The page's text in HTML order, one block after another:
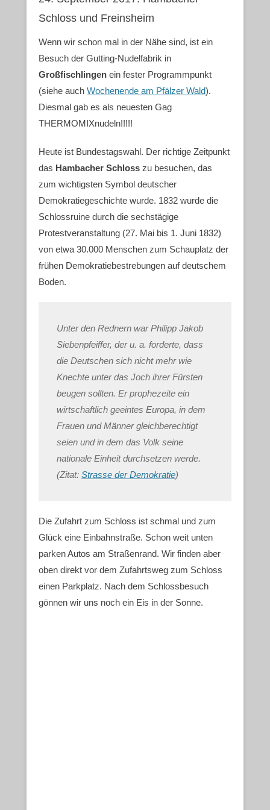
Schloss und Freinsheim
Wenn wir schon mal in der Nähe sind, ist ein
Besuch der Gutting-Nudelfabrik in
Großfischlingen ein fester Programmpunkt
(siehe auch Wochenende am Pfälzer Wald).
Diesmal gab es als neuesten Gag
THERMOMIXnudeln!!!!!
Heute ist Bundestagswahl. Der richtige Zeitpunkt
das Hambacher Schloss zu besuchen, das
zum wichtigsten Symbol deutscher
Demokratiegeschichte wurde. 1832 wurde die
Schlossruine durch die sechstägige
Protestveranstaltung (27. Mai bis 1. Juni 1832)
von etwa 30.000 Menschen zum Schauplatz der
frühen Demokratie­bestrebungen auf deutschem
Boden.
Unter den Rednern war Philipp Jakob
Siebenpfeiffer, der u. a. forderte, dass
die Deutschen sich nicht mehr wie
Knechte unter das Joch ihrer Fürsten
beugen sollten. Er prophezeite ein
wirtschaftlich geeintes Europa, in dem
Frauen und Männer gleichberechtigt
seien und in dem das Volk seine
nationale Einheit durchsetzen werde.
(Zitat: Strasse der Demokratie)
Die Zufahrt zum Schloss ist schmal und zum
Glück eine Einbahnstraße. Schon weit unten
parken Autos am Straßenrand. Wir finden aber
oben direkt vor dem Zufahrtsweg zum Schloss
einen Parkplatz. Nach dem Schlossbesuch
gönnen wir uns noch ein Eis in der Sonne.